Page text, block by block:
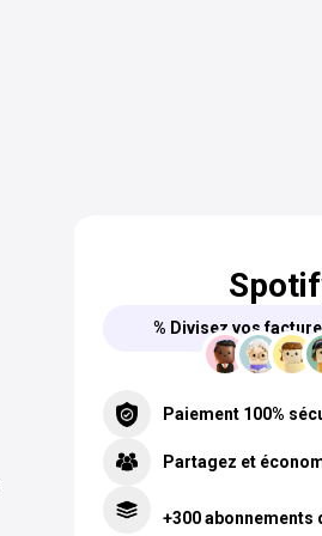
% Divisez vos
Paiement 100%
Partagez et
+300 abonnements